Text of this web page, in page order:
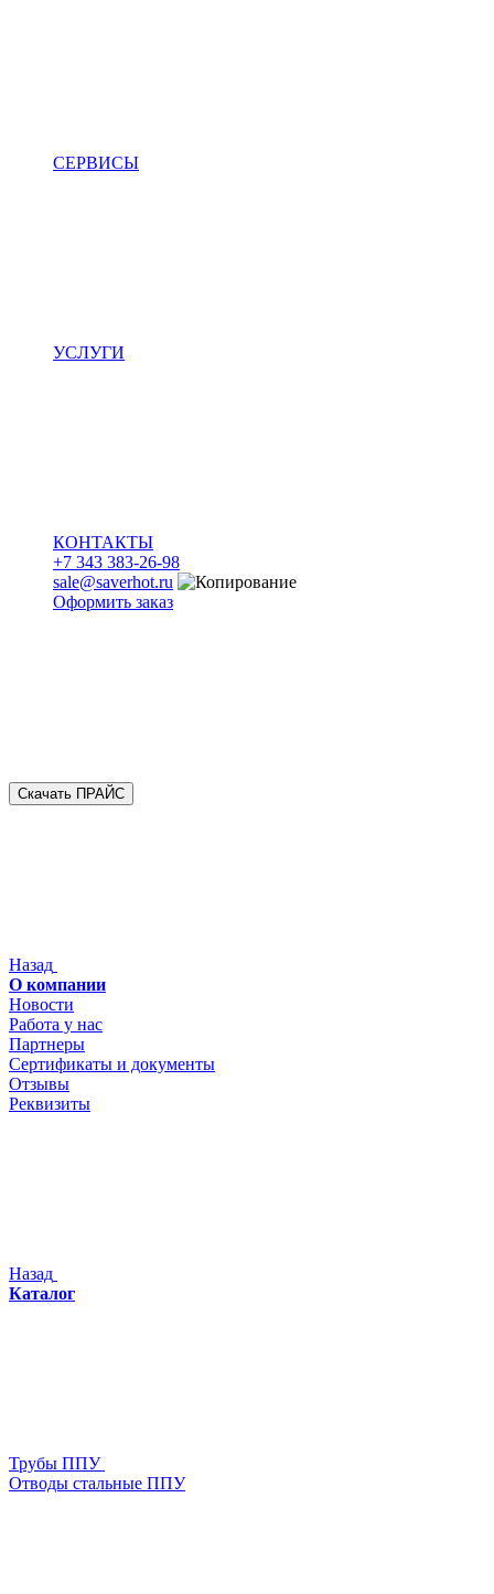
СЕРВИСЫ
УСЛУГИ
КОНТАКТЫ
+7 343 383-26-98
sale@saverhot.ru
Оформить заказ
Скачать ПРАЙС
Назад
О компании
Новости
Работа у нас
Партнеры
Сертификаты и документы
Отзывы
Реквизиты
Назад
Каталог
Трубы ППУ
Отводы стальные ППУ